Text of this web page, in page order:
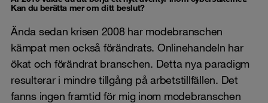
Kan du berätta mer om ditt beslut?
Ända sedan krisen 2008 har modebranschen
kämpat men också förändrats. Onlinehandeln har
ökat och förändrat branschen. Detta nya paradigm
resulterar i mindre tillgång på arbetstillfällen. Det
fanns ingen framtid för mig inom modebranschen